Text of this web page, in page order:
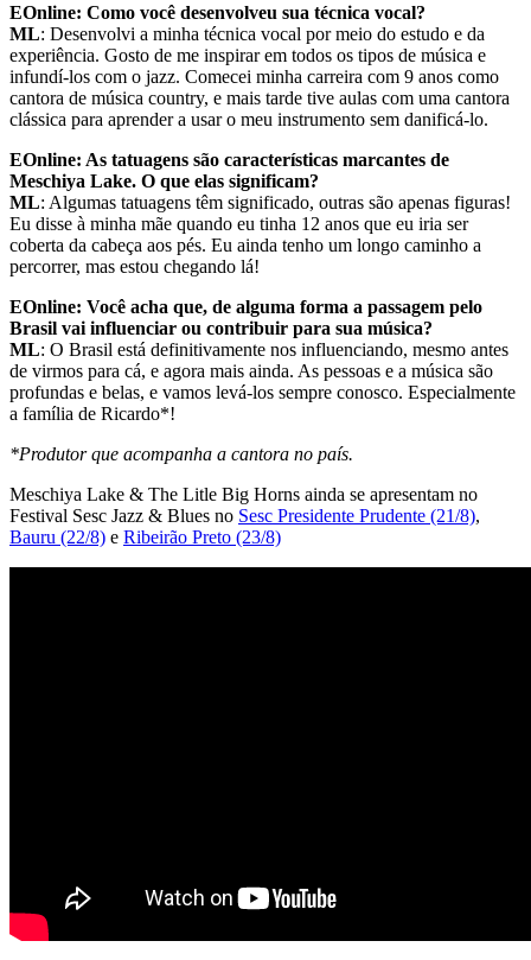
EOnline: Como você desenvolveu sua técnica vocal?
ML: Desenvolvi a minha técnica vocal por meio do estudo e da
experiência. Gosto de me inspirar em todos os tipos de música e
infundí-los com o jazz. Comecei minha carreira com 9 anos como
cantora de música country, e mais tarde tive aulas com uma cantora
clássica para aprender a usar o meu instrumento sem danificá-lo.
EOnline: As tatuagens são características marcantes de
Meschiya Lake. O que elas significam?
ML: Algumas tatuagens têm significado, outras são apenas figuras!
Eu disse à minha mãe quando eu tinha 12 anos que eu iria ser
coberta da cabeça aos pés. Eu ainda tenho um longo caminho a
percorrer, mas estou chegando lá!
EOnline: Você acha que, de alguma forma a passagem pelo
Brasil vai influenciar ou contribuir para sua música?
ML: O Brasil está definitivamente nos influenciando, mesmo antes
de virmos para cá, e agora mais ainda. As pessoas e a música são
profundas e belas, e vamos levá-los sempre conosco. Especialmente
a família de Ricardo*!
*Produtor que acompanha a cantora no país.
Meschiya Lake & The Litle Big Horns ainda se apresentam no
Festival Sesc Jazz & Blues no Sesc Presidente Prudente (21/8),
Bauru (22/8) e Ribeirão Preto (23/8)